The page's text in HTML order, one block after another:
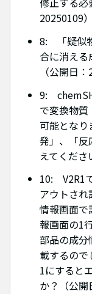
20250109）
8: 「疑似
合に消える
（公開日
9:
で変換物
可能とな
発」、「反
えてくださ
10: V2R1
アウトさ
情報画面で
報画面の1
部品の成分
載するの
1にすると
か？（公開